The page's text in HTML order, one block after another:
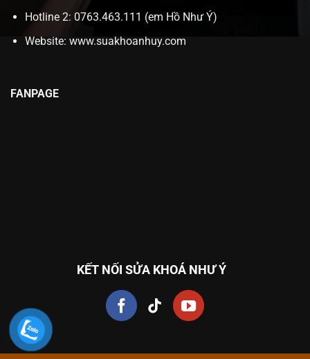
Hotline 2: 0763.463.111 (em Hồ Như Ý)
Website: www.suakhoanhuy.com
FANPAGE
KẾT NỐI SỬA KHOÁ NHƯ Ý